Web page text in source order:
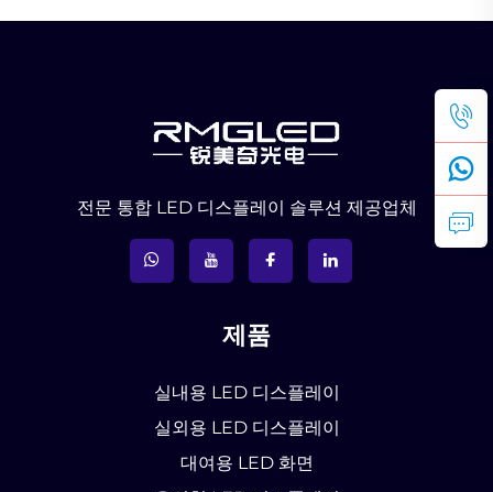
전문 통합 LED 디스플레이 솔루션 제공업체
제품
실내용 LED 디스플레이
실외용 LED 디스플레이
대여용 LED 화면